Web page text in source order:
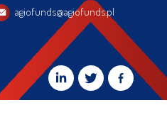
agiofunds@agiofunds.pl